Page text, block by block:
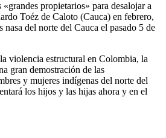
propietarios» para desalojar a
Toéz de Caloto (Cauca) en febrero,
del norte del Cauca el pasado 5 de
violencia estructural en Colombia, la
gran demostración de las
y mujeres indígenas del norte del
los hijos y las hijas ahora y en el